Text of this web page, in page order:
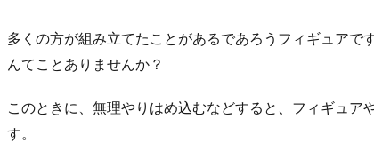
多くの方が組み立てたことがあるであろうフィギュアで
んてことありませんか？
このときに、無理やりはめ込むなどすると、フィギュア
す。